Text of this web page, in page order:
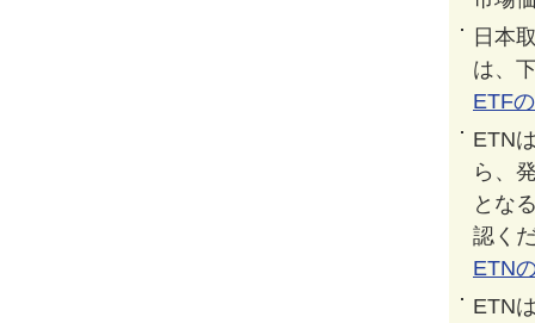
日本
は、
ETF
ETN
ら、
とな
認く
ETN
ETN